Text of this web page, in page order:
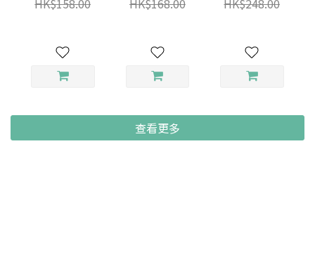
HK$158.00
HK$168.00
拋)
HK$248.00
查看更多